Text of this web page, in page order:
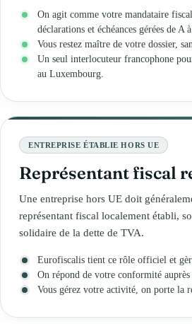
On agit comme votre mandataire
déclarations et échéances gérées de A à
Vous restez maître de votre dossier,
Un seul interlocuteur francophone
au Luxembourg.
ENTREPRISE ÉTABLIE HORS UE
Représentant fiscal
Une entreprise hors UE doit
représentant fiscal localement établi,
solidaire de la dette de TVA.
Eurofiscalis tient ce rôle officiel et
On répond de votre conformité auprès
Vous gérez votre activité, on porte la